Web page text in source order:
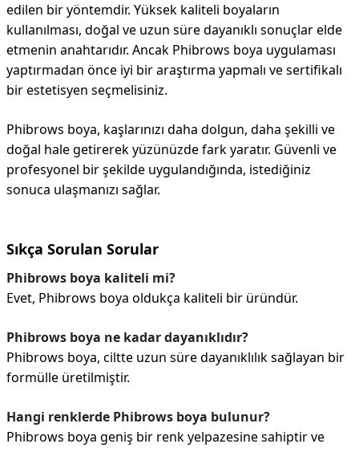
edilen bir yöntemdir. Yüksek kaliteli boyaların
kullanılması, doğal ve uzun süre dayanıklı sonuçlar elde
etmenin anahtarıdır. Ancak Phibrows boya uygulaması
yaptırmadan önce iyi bir araştırma yapmalı ve sertifikalı
bir estetisyen seçmelisiniz.
Phibrows boya, kaşlarınızı daha dolgun, daha şekilli ve
doğal hale getirerek yüzünüzde fark yaratır. Güvenli ve
profesyonel bir şekilde uygulandığında, istediğiniz
sonuca ulaşmanızı sağlar.
Sıkça Sorulan Sorular
Phibrows boya kaliteli mi?
Evet, Phibrows boya oldukça kaliteli bir üründür.
Phibrows boya ne kadar dayanıklıdır?
Phibrows boya, ciltte uzun süre dayanıklılık sağlayan bir
formülle üretilmiştir.
Hangi renklerde Phibrows boya bulunur?
Phibrows boya geniş bir renk yelpazesine sahiptir ve